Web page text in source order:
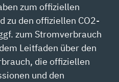
zum offiziellen
zu den offiziellen CO2-
zum Stromverbrauch
Leitfaden über den
die offiziellen
und den